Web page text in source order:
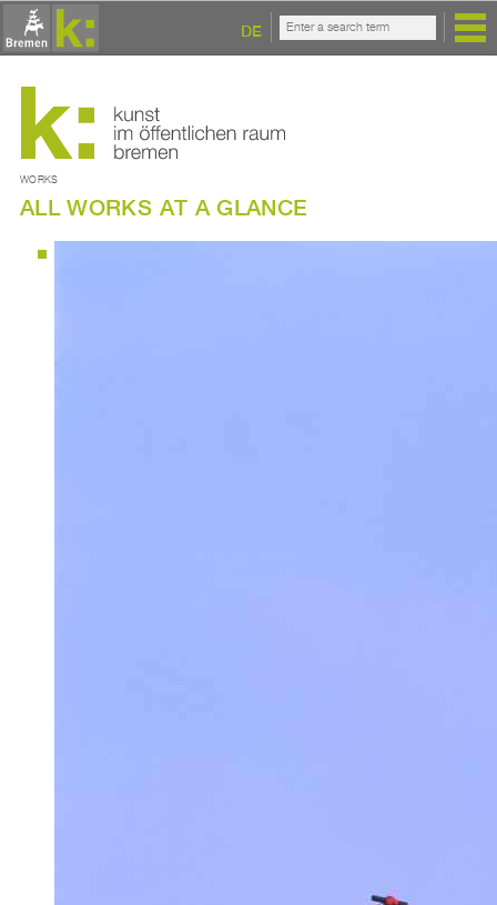
DE
WORKS
ALL WORKS AT A GLANCE